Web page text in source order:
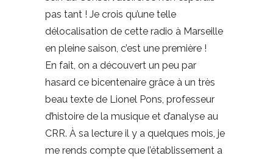
pas tant ! Je crois qu’une telle
délocalisation de cette radio à Marseille
en pleine saison, c’est une première !
En fait, on a découvert un peu par
hasard ce bicentenaire grâce à un très
beau texte de Lionel Pons, professeur
d’histoire de la musique et d’analyse au
CRR. À sa lecture il y a quelques mois, je
me rends compte que l’établissement a